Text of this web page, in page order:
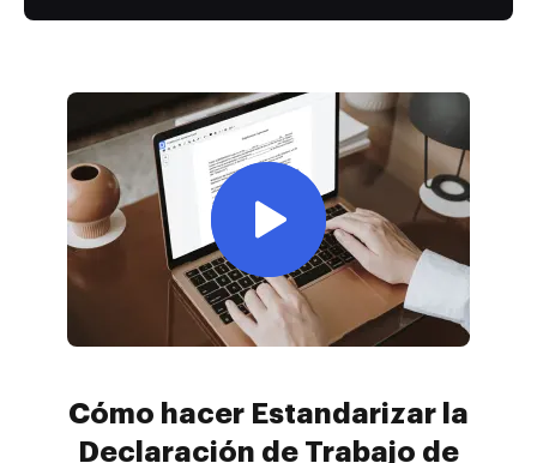
Cómo hacer Estandarizar la
Declaración de Trabajo de